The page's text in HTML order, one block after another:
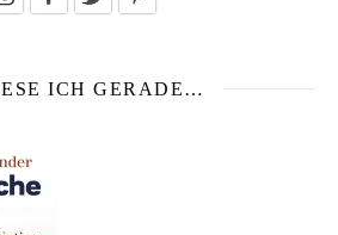
ICH GERADE…